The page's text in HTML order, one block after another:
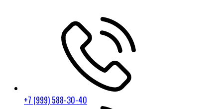
+7 (999) 588-30-40